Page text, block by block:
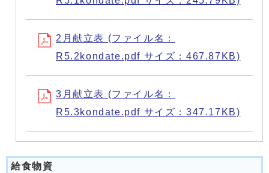
2月献立表 (ファイル名：
R5.2kondate.pdf サイズ：467.87KB)
3月献立表 (ファイル名：
R5.3kondate.pdf サイズ：347.17KB)
給食物資